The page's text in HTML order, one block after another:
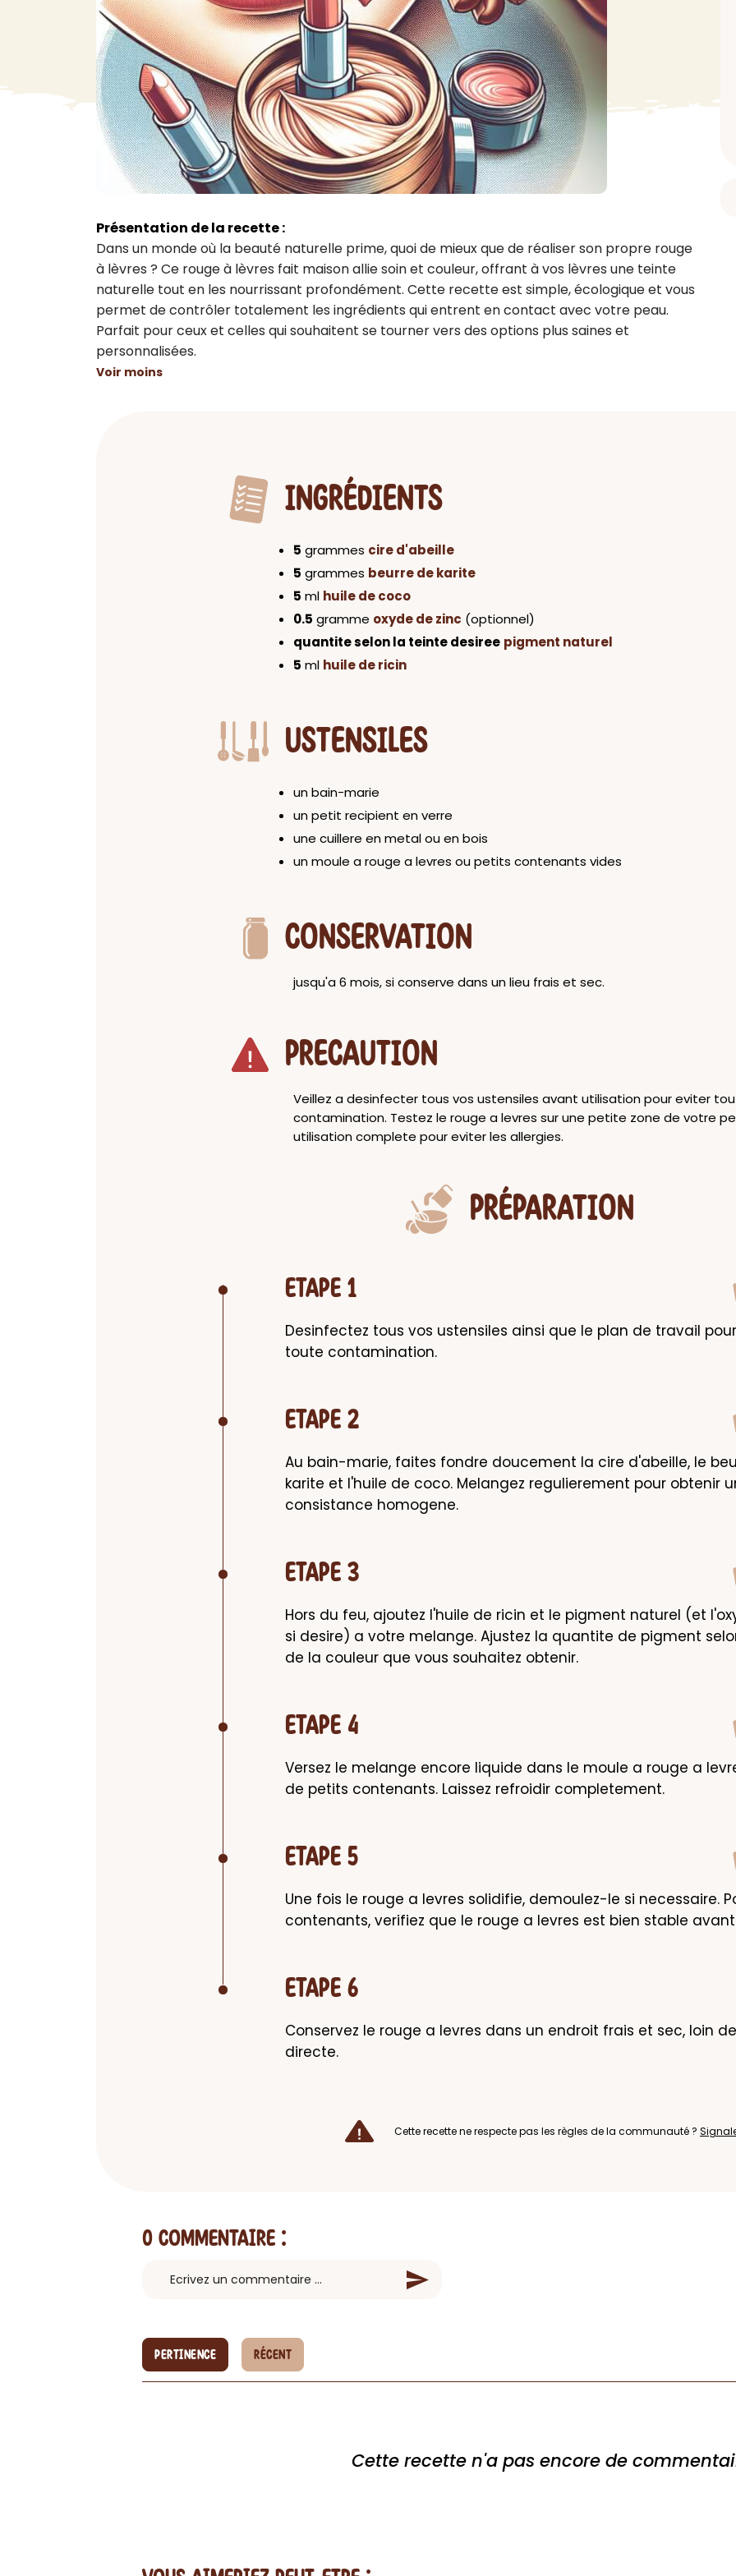
VAISELLE
Liquide Vaiselle
Entretien Lave Vaiselle
Autre
> Voir tout
DIVERS
Spécial Covid
Automobile
Insecticide
Objet
Autre
> Voir tout
BAIN ET DOUCHE
Gel douche
Savon
Huile de bain
Pain moussant
Bombe de bain
Autre
> Voir tout
Spray corporel
Présentation de la recette :
Dans un monde où la beauté naturelle prime, quoi de mieux que de réaliser son propre rouge
à lèvres ? Ce rouge à lèvres fait maison allie soin et couleur, offrant à vos lèvres une teinte
naturelle tout en les nourrissant profondément. Cette recette est simple, écologique et vous
permet de contrôler totalement les ingrédients qui entrent en contact avec votre peau.
Parfait pour ceux et celles qui souhaitent se tourner vers des options plus saines et
personnalisées.
Voir moins
INGRÉDIENTS
5 grammes cire d'abeille
5 grammes beurre de karite
5 ml huile de coco
0.5 gramme oxyde de zinc (optionnel)
quantite selon la teinte desiree pigment naturel
5 ml huile de ricin
USTENSILES
un bain-marie
un petit recipient en verre
une cuillere en metal ou en bois
un moule a rouge a levres ou petits contenants vides
CONSERVATION
jusqu'a 6 mois, si conserve dans un lieu frais et sec.
PRECAUTION
Veillez a desinfecter tous vos ustensiles avant utilisation pour eviter
contamination. Testez le rouge a levres sur une petite zone de votre
utilisation complete pour eviter les allergies.
PRÉPARATION
ETAPE 1
Desinfectez tous vos ustensiles ainsi que le plan de travail
toute contamination.
ETAPE 2
Au bain-marie, faites fondre doucement la cire d'abeille, le
karite et l'huile de coco. Melangez regulierement pour obtenir
consistance homogene.
ETAPE 3
Hors du feu, ajoutez l'huile de ricin et le pigment naturel (et
si desire) a votre melange. Ajustez la quantite de pigment
de la couleur que vous souhaitez obtenir.
ETAPE 4
Versez le melange encore liquide dans le moule a rouge a
de petits contenants. Laissez refroidir completement.
ETAPE 5
Une fois le rouge a levres solidifie, demoulez-le si necessaire.
contenants, verifiez que le rouge a levres est bien stable
ETAPE 6
Conservez le rouge a levres dans un endroit frais et sec, loin
directe.
Cette recette ne respecte pas les règles de la communauté ?
0 Commentaire :
PERTINENCE RÉCENT
Cette recette n'a pas encore de